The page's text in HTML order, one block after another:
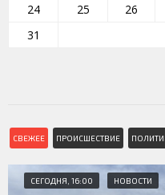
24
25 26
31
СВЕЖЕЕ ПРОИСШЕСТВИЕ
СЕГОДНЯ, 16:00 НОВОСТИ